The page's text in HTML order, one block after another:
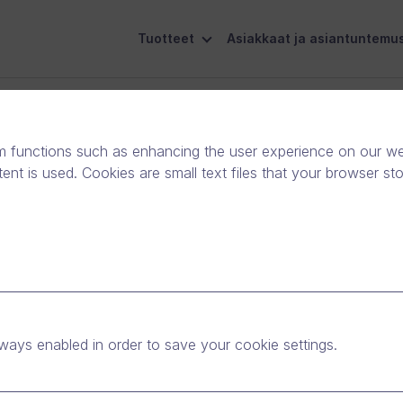
Tuotteet Asiakkaat ja
nopeimmin
functions such as enhancing the user experience on our
is used. Cookies are small text files that your browser
enabled in order to save your cookie settings.